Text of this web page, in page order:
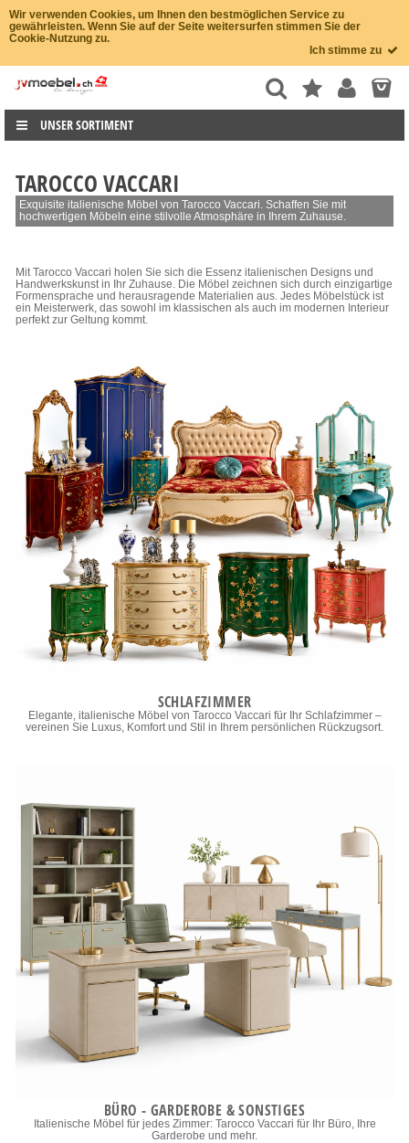
Wir verwenden Cookies, um Ihnen den bestmöglichen Service zu
gewährleisten. Wenn Sie auf der Seite weitersurfen stimmen Sie der
Cookie-Nutzung zu.
Ich stimme zu
UNSER SORTIMENT
TAROCCO VACCARI
Exquisite italienische Möbel von Tarocco Vaccari. Schaffen Sie mit
hochwertigen Möbeln eine stilvolle Atmosphäre in Ihrem Zuhause.
Mit Tarocco Vaccari holen Sie sich die Essenz italienischen Designs und
Handwerkskunst in Ihr Zuhause. Die Möbel zeichnen sich durch einzigartige
Formensprache und herausragende Materialien aus. Jedes Möbelstück ist
ein Meisterwerk, das sowohl im klassischen als auch im modernen Interieur
perfekt zur Geltung kommt.
SCHLAFZIMMER
Elegante, italienische Möbel von Tarocco Vaccari für Ihr Schlafzimmer –
vereinen Sie Luxus, Komfort und Stil in Ihrem persönlichen Rückzugsort.
BÜRO - GARDEROBE & SONSTIGES
Italienische Möbel für jedes Zimmer: Tarocco Vaccari für Ihr Büro, Ihre
Garderobe und mehr.